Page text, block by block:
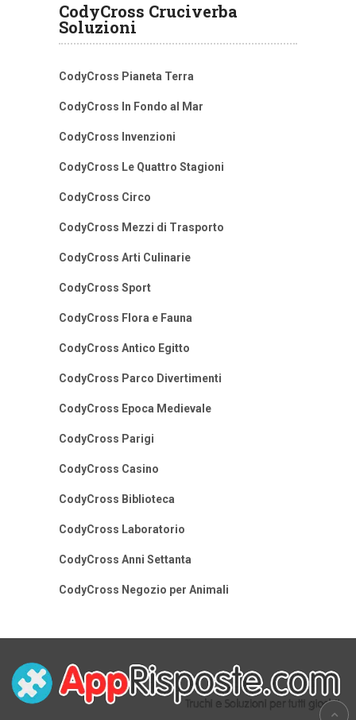
CodyCross Cruciverba
Soluzioni
CodyCross Pianeta Terra
CodyCross In Fondo al Mar
CodyCross Invenzioni
CodyCross Le Quattro Stagioni
CodyCross Circo
CodyCross Mezzi di Trasporto
CodyCross Arti Culinarie
CodyCross Sport
CodyCross Flora e Fauna
CodyCross Antico Egitto
CodyCross Parco Divertimenti
CodyCross Epoca Medievale
CodyCross Parigi
CodyCross Casino
CodyCross Biblioteca
CodyCross Laboratorio
CodyCross Anni Settanta
CodyCross Negozio per Animali